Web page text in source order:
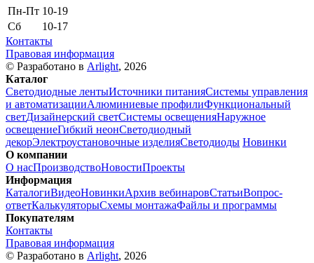
Пн-Пт 10-19
Сб
10-17
Контакты
Правовая информация
© Разработано в Arlight, 2026
Каталог
Светодиодные лентыИсточники питанияСистемы управления
и автоматизацииАлюминиевые профилиФункциональный
светДизайнерский светСистемы освещенияНаружное
освещениеГибкий неонСветодиодный
декорЭлектроустановочные изделияСветодиоды Новинки
О компании
О насПроизводствоНовостиПроекты
Информация
КаталогиВидеоНовинкиАрхив вебинаровСтатьиВопрос-
ответКалькуляторыСхемы монтажаФайлы и программы
Покупателям
Контакты
Правовая информация
© Разработано в Arlight, 2026